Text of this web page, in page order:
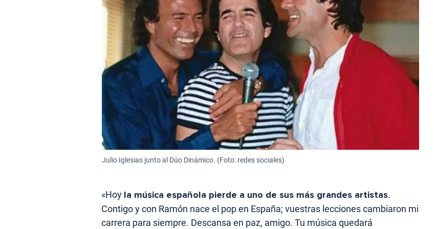
Julio Iglesias junto al Dúo Dinámico. (Foto: redes sociales)
«Hoy la música española pierde a uno de sus más grandes artistas.
Contigo y con Ramón nace el pop en España; vuestras lecciones cambiaron mi
carrera para siempre. Descansa en paz, amigo. Tu música quedará